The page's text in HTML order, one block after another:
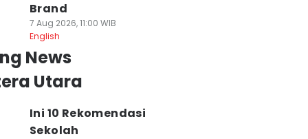
Brand
7 Aug 2026, 11:00 WIB
English
News
Utara
Ini 10 Rekomendasi
Sekolah